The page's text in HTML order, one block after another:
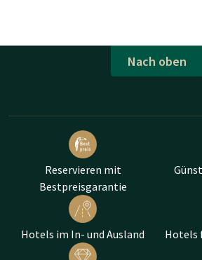
Nach oben
Reservieren mit
Bestpreisgarantie
Hotels im In- und Ausland Hotels